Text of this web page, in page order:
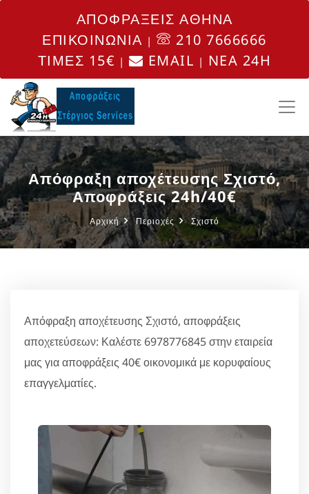
ΑΠΟΦΡΑΞΕΙΣ ΑΘΗΝΑ
ΕΠΙΚΟΙΝΩΝΙΑ |
210 7666666
ΤΙΜΕΣ 15€ | EMAIL | NEA 24H
Απόφραξη αποχέτευσης Σχιστό,
Αποφράξεις 24h/40€
Αρχική Περιοχές Σχιστό
Απόφραξη αποχέτευσης Σχιστό, αποφράξεις
αποχετεύσεων: Καλέστε 6978776845 στην εταιρεία
μας για αποφράξεις 40€ οικονομικά με κορυφαίους
επαγγελματίες.